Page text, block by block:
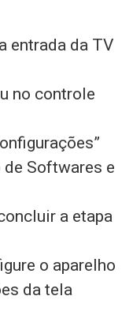
entrada da TV
no controle
de Softwares e
a etapa
o aparelho
da tela